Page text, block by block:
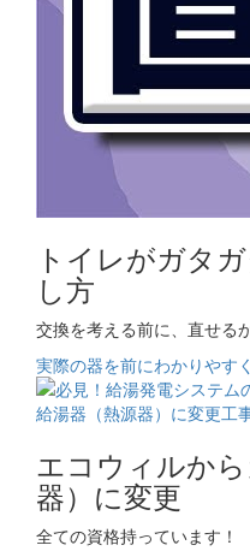
トイレがガタ
し方
交換を考える前に、直せる
実際の器を前にわかりやす
エコウィルか
器）に変更
全ての資格持っています！